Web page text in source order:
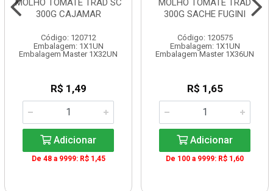
MOLHO TOMATE TRAD SC
300G CAJAMAR
Código: 120712
Embalagem: 1X1UN
Embalagem Master 1X32UN
R$ 1,49
Adicionar
De 48 a 9999: R$ 1,45
MOLHO TOMATE TRAD
300G SACHE FUGINI
Código: 120575
Embalagem: 1X1UN
Embalagem Master 1X36UN
R$ 1,65
Adicionar
De 100 a 9999: R$ 1,60